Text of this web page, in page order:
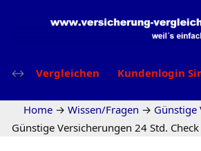
Vergleichen Kundenlogin
Home → Wissen/Fragen → Günstige
Günstige Versicherungen 24 Std.